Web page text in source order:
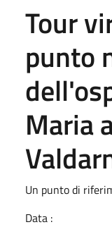
Tour
punto
Maria
Un punto di
Data :